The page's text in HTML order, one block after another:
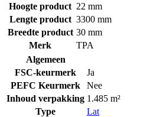
Hoogte product 22 mm
Lengte product 3300 mm
Breedte product 30 mm
Merk
TPA
Algemeen
FSC-keurmerk
Ja
PEFC Keurmerk
Nee
Inhoud verpakking 1.485 m²
Type
Lat